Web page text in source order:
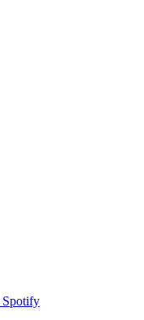
Spotify